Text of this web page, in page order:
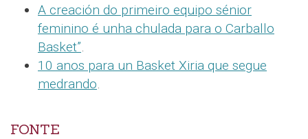
A creación do primeiro equipo sénior
feminino é unha chulada para o Carballo
Basket”.
10 anos para un Basket Xiria que segue
medrando.
FONTE